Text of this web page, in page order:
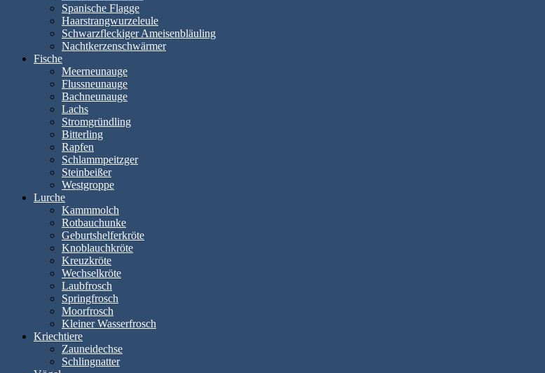
Spanische Flagge
Haarstrangwurzeleule
Schwarzfleckiger Ameisenbläuling
Nachtkerzenschwärmer
Fische
Meerneunauge
Flussneunauge
Bachneunauge
Lachs
Stromgründling
Bitterling
Rapfen
Schlammpeitzger
Steinbeißer
Westgroppe
Lurche
Kammmolch
Rotbauchunke
Geburtshelferkröte
Knoblauchkröte
Kreuzkröte
Wechselkröte
Laubfrosch
Springfrosch
Moorfrosch
Kleiner Wasserfrosch
Kriechtiere
Zauneidechse
Schlingnatter